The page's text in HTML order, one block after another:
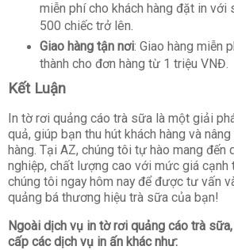
miễn phí cho khách hàng đặt in với
500 chiếc trở lên.
Giao hàng tận nơi: Giao hàng miễn
thành cho đơn hàng từ 1 triệu VNĐ.
Kết Luận
In tờ rơi quảng cáo trà sữa là một giải
quả, giúp bạn thu hút khách hàng và
hàng. Tại AZ, chúng tôi tự hào mang đến
nghiệp, chất lượng cao với mức giá cạnh
chúng tôi ngay hôm nay để được tư vấn
quảng bá thương hiệu trà sữa của bạn!
Ngoài dịch vụ in tờ rơi quảng cáo trà
cấp các dịch vụ in ấn khác như: